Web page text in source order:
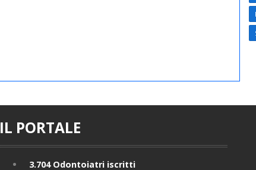
IL PORTALE
3.704Odontoiatri iscritti